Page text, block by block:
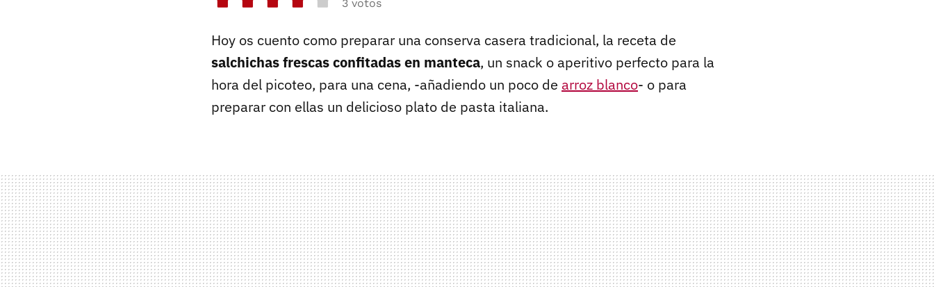
3 votos
Hoy os cuento como preparar una conserva casera tradicional, la receta de
salchichas frescas confitadas en manteca, un snack o aperitivo perfecto para la
hora del picoteo, para una cena, -añadiendo un poco de arroz blanco- o para
preparar con ellas un delicioso plato de pasta italiana.